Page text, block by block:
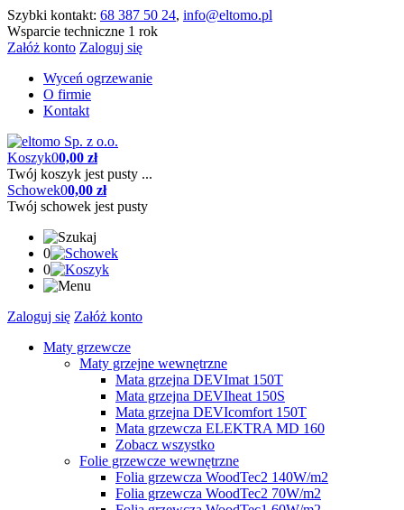
Szybki kontakt: 68 387 50 24, info@eltomo.pl
Wsparcie techniczne 1 rok
Załóż konto Zaloguj się
Wyceń ogrzewanie
O firmie
Kontakt
Koszyk00,00 zł
Twój koszyk jest pusty ...
Schowek00,00 zł
Twój schowek jest pusty
0
0
Zaloguj się Załóż konto
Maty grzewcze
Maty grzejne wewnętrzne
Mata grzejna DEVImat 150T
Mata grzejna DEVIheat 150S
Mata grzejna DEVIcomfort 150T
Mata grzewcza ELEKTRA MD 160
Zobacz wszystko
Folie grzewcze wewnętrzne
Folia grzewcza WoodTec2 140W/m2
Folia grzewcza WoodTec2 70W/m2